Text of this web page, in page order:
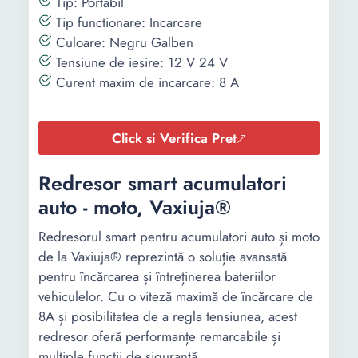
pachet
cabluri de
incarcare cu clesti
Culoare
Rosu
Negru
Tensiune de
12 V
24 V
12 V
Curent maxim
de incarcare
12 A 8 A
Tensiune
alimentare
220 V 220 V
Curent maxim
de pornire
- 0 A
Lungime 185 mm 170 mm
Tip functionare: Incarcare
Culoare: Negru Galben
Tensiune de iesire: 12 V 24 V
Curent maxim de incarcare: 8 A
Click si Verifica Pret
Redresor smart acumulatori
auto - moto, Vaxiuja®
Redresorul smart pentru acumulatori auto și moto
de la Vaxiuja® reprezintă o soluție avansată
pentru încărcarea și întreținerea bateriilor
vehiculelor. Cu o viteză maximă de încărcare de
8A și posibilitatea de a regla tensiunea, acest
redresor oferă performanțe remarcabile și